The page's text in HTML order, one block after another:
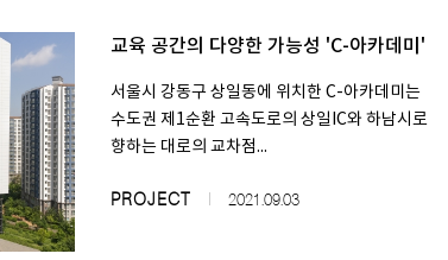
교육 공간의 다양한 가능성 'C-아카데미'
서울시 강동구 상일동에 위치한 C-아카데미는
수도권 제1순환 고속도로의 상일IC와 하남시로
향하는 대로의 교차점...
PROJECT 2021.09.03